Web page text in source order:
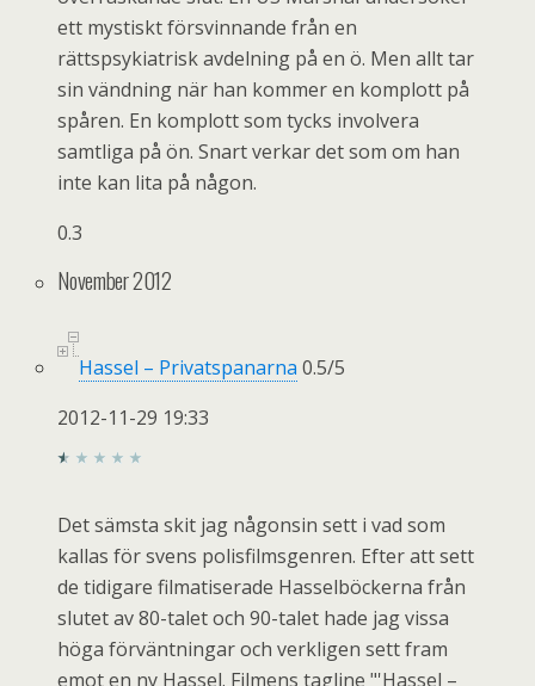
ett mystiskt försvinnande från en
rättspsykiatrisk avdelning på en ö. Men allt tar
sin vändning när han kommer en komplott på
spåren. En komplott som tycks involvera
samtliga på ön. Snart verkar det som om han
inte kan lita på någon.
0.3
November 2012
Hassel – Privatspanarna 0.5/5
2012-11-29 19:33
Det sämsta skit jag någonsin sett i vad som
kallas för svens polisfilmsgenren. Efter att sett
de tidigare filmatiserade Hasselböckerna från
slutet av 80-talet och 90-talet hade jag vissa
höga förväntningar och verkligen sett fram
emot en ny Hassel. Filmens tagline "'Hassel –